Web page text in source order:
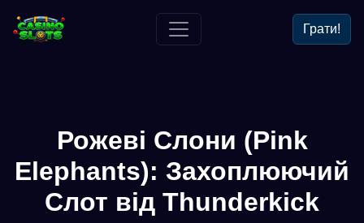
Грати!
Рожеві Слони (Pink
Elephants): Захоплюючий
Слот від Thunderkick